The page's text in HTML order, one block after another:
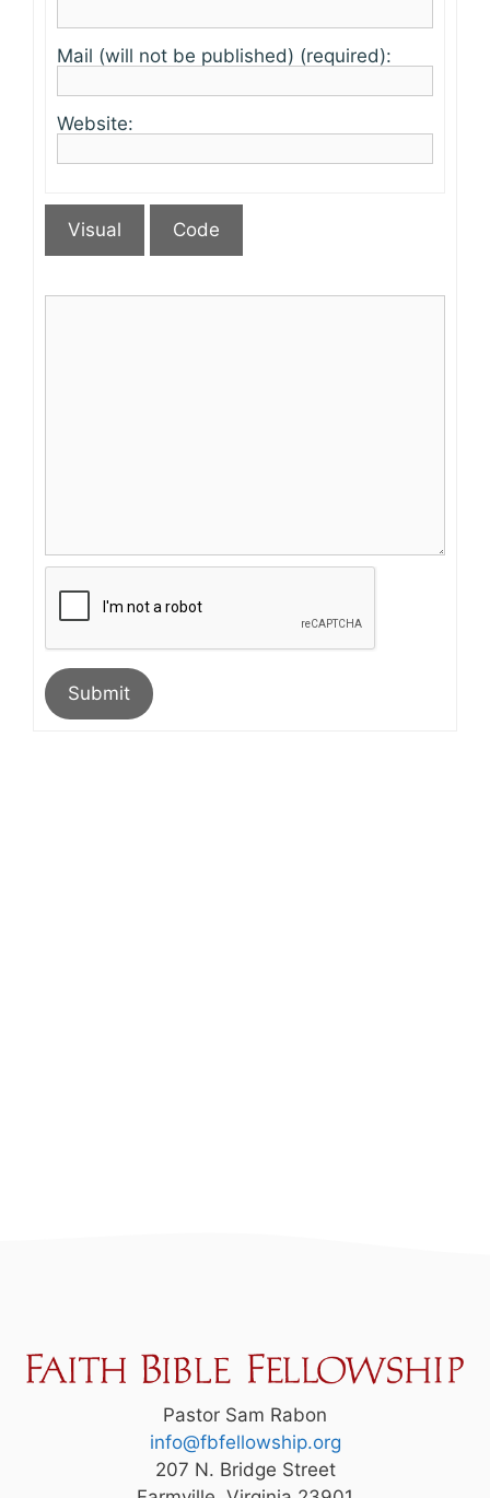
Mail (will not be published) (required):
Website:
Visual Code
Submit
Pastor Sam Rabon
info@fbfellowship.org
207 N. Bridge Street